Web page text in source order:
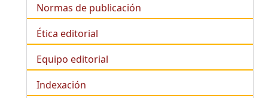
Normas de publicación
Ética editorial
Equipo editorial
Indexación